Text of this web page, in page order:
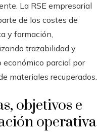
La RSE empresarial
de los costes de
y formación,
trazabilidad y
económico parcial por
materiales recuperados.
objetivos e
operativa